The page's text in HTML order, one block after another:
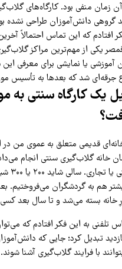
منفی بود. کارگاه‌های گلاب‌گیری
دانش‌آموزان طراحی نشده
که این تماس احتمالاً آخرین
از مهم‌ترین مراکز گلاب‌گیری
یا نمایشی برای معرفی این
شد که بعدها به تأسیس موزه
کارگاه سنتی به
متعلق به عموی من در
گلاب‌گیری سنتی انجام می‌دادیم؛
مقیاس صنعتی یا تجاری.
به گردشگران می‌فروختیم. بعد از
بسته می‌شد و تا سال بعد کسی به
به این فکر افتادم که می‌توان
کرد؛ جایی که دانش‌آموزان،
با فرایند گلاب‌گیری آشنا شوند.